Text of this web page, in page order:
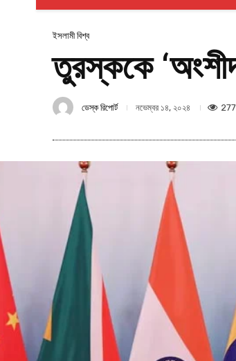
ইসলামী বিশ্ব
তুরস্ককে
ডেস্ক রিপোর্ট নভেম্বর ১৪, ২০২৪ 277